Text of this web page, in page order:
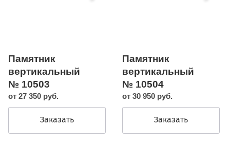
Памятник
вертикальный
№ 10503
от 27 350 руб.
Заказать
Памятник
вертикальный
№ 10504
от 30 950 руб.
Заказать